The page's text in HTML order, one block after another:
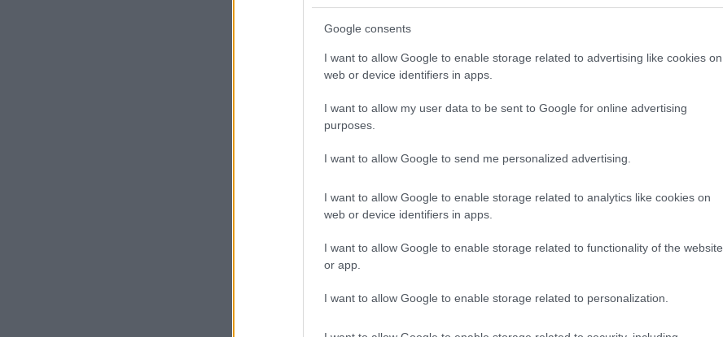
Google consents
I want to allow Google to enable storage related to advertising like cookies on
web or device identifiers in apps.
I want to allow my user data to be sent to Google for online advertising
purposes.
I want to allow Google to send me personalized advertising.
I want to allow Google to enable storage related to analytics like cookies on
web or device identifiers in apps.
I want to allow Google to enable storage related to functionality of the website
or app.
I want to allow Google to enable storage related to personalization.